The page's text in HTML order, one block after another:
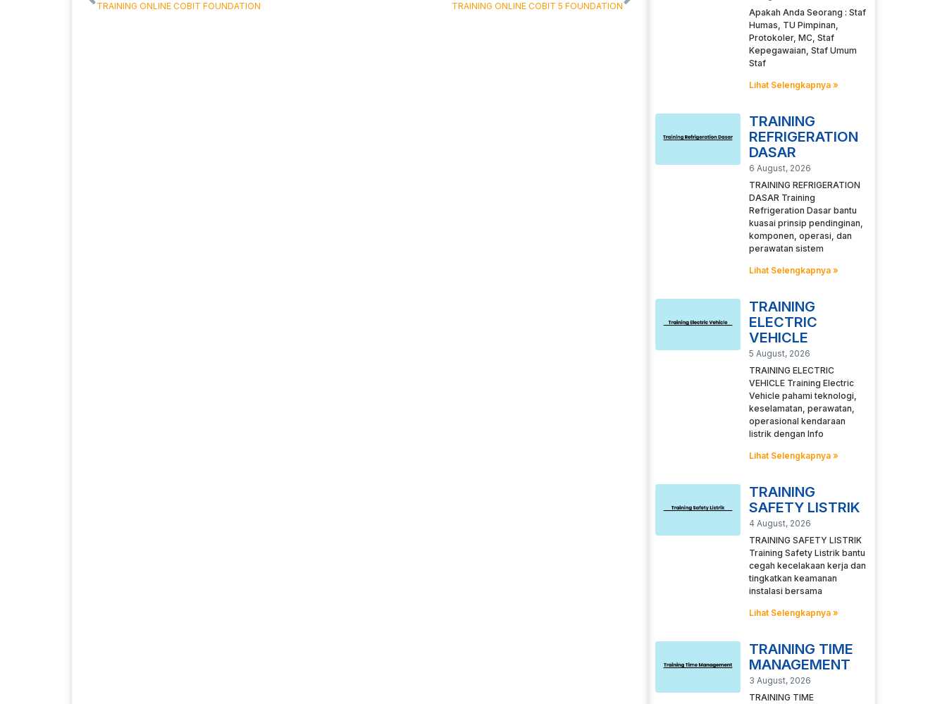
TRAINING ONLINE COBIT FOUNDATION TRAINING ONLINE COBIT 5 FOUNDATION
Apakah Anda Seorang : Staf
Humas, TU Pimpinan,
Protokoler, MC, Staf
Kepegawaian, Staf Umum
Staf
Lihat Selengkapnya »
TRAINING
REFRIGERATION
DASAR
6 August, 2026
TRAINING REFRIGERATION
DASAR Training
Refrigeration Dasar bantu
kuasai prinsip pendinginan,
komponen, operasi, dan
perawatan sistem
Lihat Selengkapnya »
TRAINING
ELECTRIC
VEHICLE
5 August, 2026
TRAINING ELECTRIC
VEHICLE Training Electric
Vehicle pahami teknologi,
keselamatan, perawatan,
operasional kendaraan
listrik dengan Info
Lihat Selengkapnya »
TRAINING
SAFETY LISTRIK
4 August, 2026
TRAINING SAFETY LISTRIK
Training Safety Listrik bantu
cegah kecelakaan kerja dan
tingkatkan keamanan
instalasi bersama
Lihat Selengkapnya »
TRAINING TIME
MANAGEMENT
3 August, 2026
TRAINING TIME